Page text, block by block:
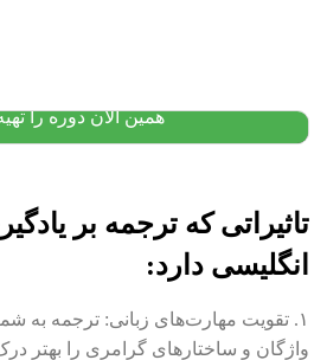
همین الان دوره را
تاثیراتی که ترجمه بر
انگلیسی دارد:
۱. تقویت مهارت‌های زبانی: ترجمه به
واژگان و ساختارهای گرامری را بهتر درک